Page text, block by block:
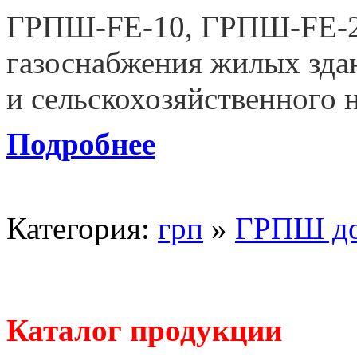
ГРПШ-FE-10, ГРПШ-FE-
газоснабжения жилых
и сельскохозяйственного
Подробнее
Категория: грп » ГРПШ
Каталог продукции